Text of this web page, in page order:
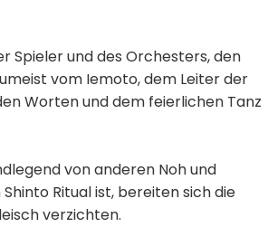
Spieler und des Orchesters, den
vom Iemoto, dem Leiter der
Worten und dem feierlichen Tanz
von anderen Noh und
Ritual ist, bereiten sich die
verzichten.